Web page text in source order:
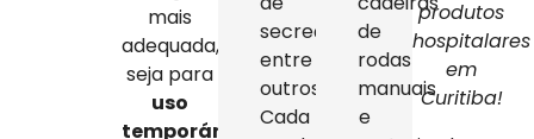
mais
adequada,
seja para
uso
temporário
secreção,
entre
outros.
Cada
de
rodas
manuais
e
produtos
hospitalares
em
Curitiba!